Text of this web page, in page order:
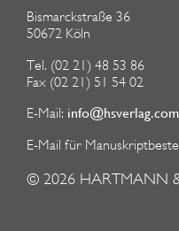
Bismarckstraße 36
50672 Köln
Tel. (02 21) 48 53 86
Fax (02 21) 51 54 02
E-Mail: info@hsverlag.com
E-Mail für
© 2026 HARTMANN